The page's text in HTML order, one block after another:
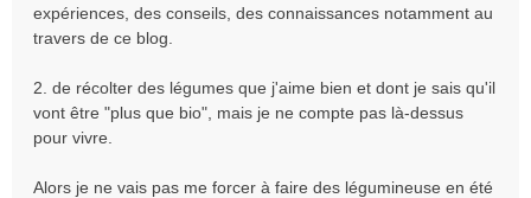
expériences, des conseils, des connaissances notamment au
travers de ce blog.
2. de récolter des légumes que j'aime bien et dont je sais qu'il
vont être "plus que bio", mais je ne compte pas là-dessus
pour vivre.
Alors je ne vais pas me forcer à faire des légumineuse en été